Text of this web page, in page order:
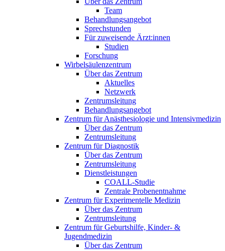
Team
Behandlungsangebot
Sprechstunden
Für zuweisende Ärzt:innen
Studien
Forschung
Wirbelsäulenzentrum
Über das Zentrum
Aktuelles
Netzwerk
Zentrumsleitung
Behandlungsangebot
Zentrum für Anästhesiologie und Intensivmedizin
Über das Zentrum
Zentrumsleitung
Zentrum für Diagnostik
Über das Zentrum
Zentrumsleitung
Dienstleistungen
COALL-Studie
Zentrale Probenentnahme
Zentrum für Experimentelle Medizin
Über das Zentrum
Zentrumsleitung
Zentrum für Geburtshilfe, Kinder- &
Jugendmedizin
Über das Zentrum